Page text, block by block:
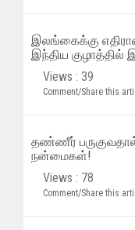
இலங்கைக்கு
இந்திய
Views : 39
Comment/Share this
தண்ணீர்
நன்மைகள்!
Views : 78
Comment/Share this